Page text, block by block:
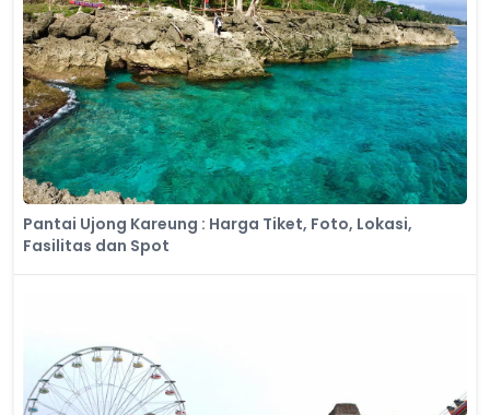
Pantai Ujong Kareung : Harga Tiket, Foto, Lokasi,
Fasilitas dan Spot